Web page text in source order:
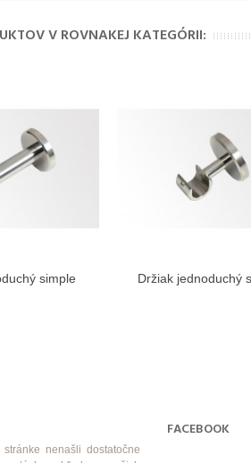
V ROVNAKEJ KATEGÓRII:
viacsimple Zobraziť
Držiak jednoduchý
nenašli dostatočne
FACEBOOK